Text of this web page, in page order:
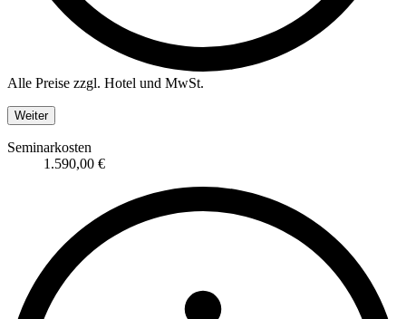
Alle Preise zzgl. Hotel und MwSt.
Weiter
Seminarkosten
1.590,00 €